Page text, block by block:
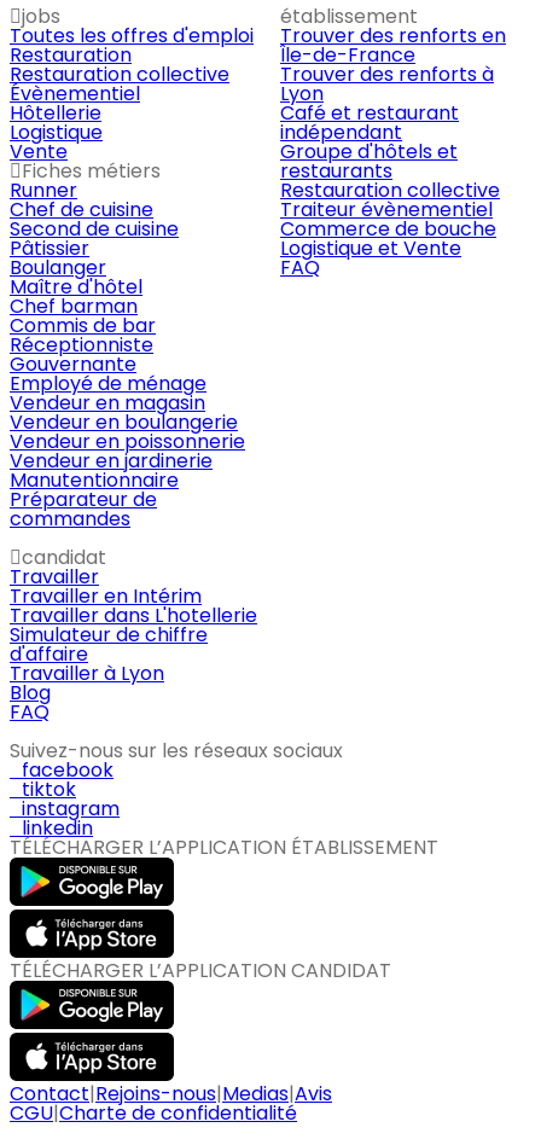
jobs
Toutes les offres d'emploi
Restauration
Restauration collective
Évènementiel
Hôtellerie
Logistique
Vente
Fiches métiers
Runner
Chef de cuisine
Second de cuisine
Pâtissier
Boulanger
Maître d'hôtel
Chef barman
Commis de bar
Réceptionniste
Gouvernante
Employé de ménage
Vendeur en magasin
Vendeur en boulangerie
Vendeur en poissonnerie
Vendeur en jardinerie
Manutentionnaire
Préparateur de
commandes
établissement
Trouver des renforts en
Île-de-France
Trouver des renforts à
Lyon
Café et restaurant
indépendant
Groupe d'hôtels et
restaurants
Restauration collective
Traiteur évènementiel
Commerce de bouche
Logistique et Vente
FAQ
candidat
Travailler
Travailler en Intérim
Travailler dans L'hotellerie
Simulateur de chiffre
d'affaire
Travailler à Lyon
Blog
FAQ
Suivez-nous sur les réseaux sociaux
facebook
tiktok
instagram
linkedin
TÉLÉCHARGER L’APPLICATION ÉTABLISSEMENT
TÉLÉCHARGER L’APPLICATION CANDIDAT
Contact|Rejoins-nous|Medias|Avis
CGU|Charte de confidentialité